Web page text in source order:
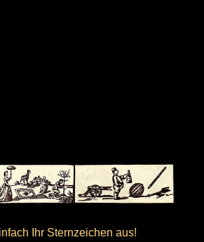
Ihr Sternzeichen aus!